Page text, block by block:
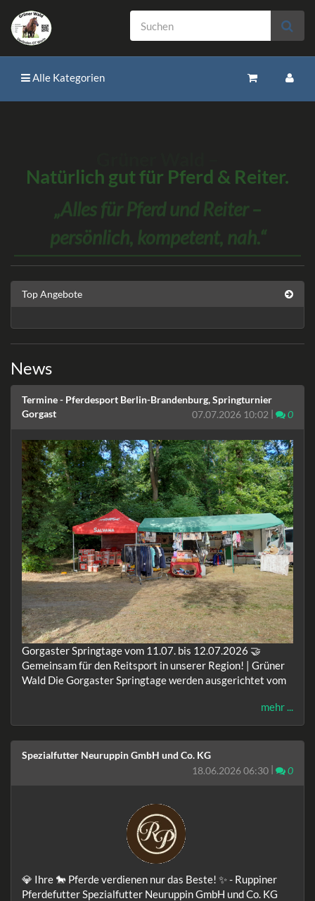
Alle Kategorien
Natürlich gut für Pferd & Reiter.
Alles für Pferd und Reiter –
persönlich, kompetent, nah.
Top Angebote
News
Termine - Pferdesport Berlin-Brandenburg, Springturnier
Gorgast
07.07.2026 10:02 | 0
Gorgaster Springtage vom 11.07. bis 12.07.2026 🤝
Gemeinsam für den Reitsport in unserer Region! | Grüner
Wald Die Gorgaster Springtage werden ausgerichtet vom
mehr ...
Spezialfutter Neuruppin GmbH und Co. KG
18.06.2026 06:30
0
💎 Ihre 🐎 Pferde verdienen nur das Beste! ✨ - Ruppiner
Pferdefutter Spezialfutter Neuruppin GmbH und Co. KG